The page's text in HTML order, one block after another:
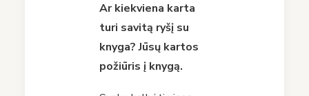
Ar kiekviena karta
turi savitą ryšį su
knyga? Jūsų kartos
požiūris į knygą.